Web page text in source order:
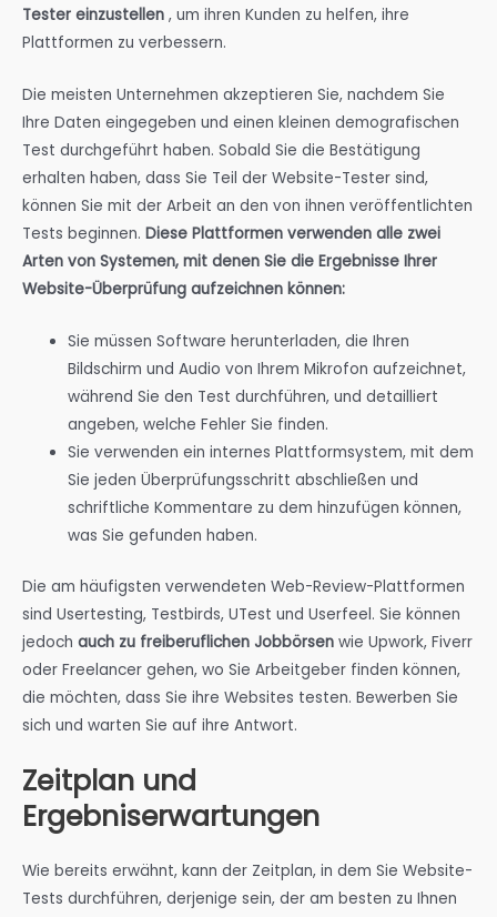
Tester einzustellen , um ihren Kunden zu helfen, ihre
Plattformen zu verbessern.
Die meisten Unternehmen akzeptieren Sie, nachdem Sie
Ihre Daten eingegeben und einen kleinen demografischen
Test durchgeführt haben. Sobald Sie die Bestätigung
erhalten haben, dass Sie Teil der Website-Tester sind,
können Sie mit der Arbeit an den von ihnen veröffentlichten
Tests beginnen. Diese Plattformen verwenden alle zwei
Arten von Systemen, mit denen Sie die Ergebnisse Ihrer
Website-Überprüfung aufzeichnen können:
Sie müssen Software herunterladen, die Ihren
Bildschirm und Audio von Ihrem Mikrofon aufzeichnet,
während Sie den Test durchführen, und detailliert
angeben, welche Fehler Sie finden.
Sie verwenden ein internes Plattformsystem, mit dem
Sie jeden Überprüfungsschritt abschließen und
schriftliche Kommentare zu dem hinzufügen können,
was Sie gefunden haben.
Die am häufigsten verwendeten Web-Review-Plattformen
sind Usertesting, Testbirds, UTest und Userfeel. Sie können
jedoch auch zu freiberuflichen Jobbörsen wie Upwork, Fiverr
oder Freelancer gehen, wo Sie Arbeitgeber finden können,
die möchten, dass Sie ihre Websites testen. Bewerben Sie
sich und warten Sie auf ihre Antwort.
Zeitplan und
Ergebniserwartungen
Wie bereits erwähnt, kann der Zeitplan, in dem Sie Website-
Tests durchführen, derjenige sein, der am besten zu Ihnen